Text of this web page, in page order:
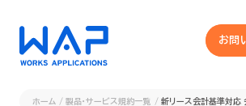
お問
ホーム 製品・サービス規約一覧 新リース会計基準対
お問